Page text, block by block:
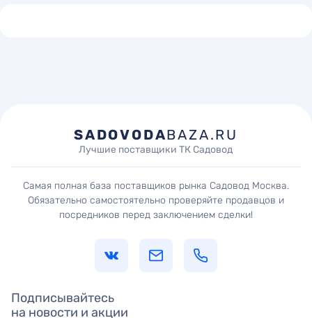
SADOVODABAZA.RU
Лучшие поставщики ТК Садовод
Самая полная база поставщиков рынка Садовод Москва.
Обязательно самостоятельно проверяйте продавцов и
посредников перед заключением сделки!
Подписывайтесь
на новости и акции